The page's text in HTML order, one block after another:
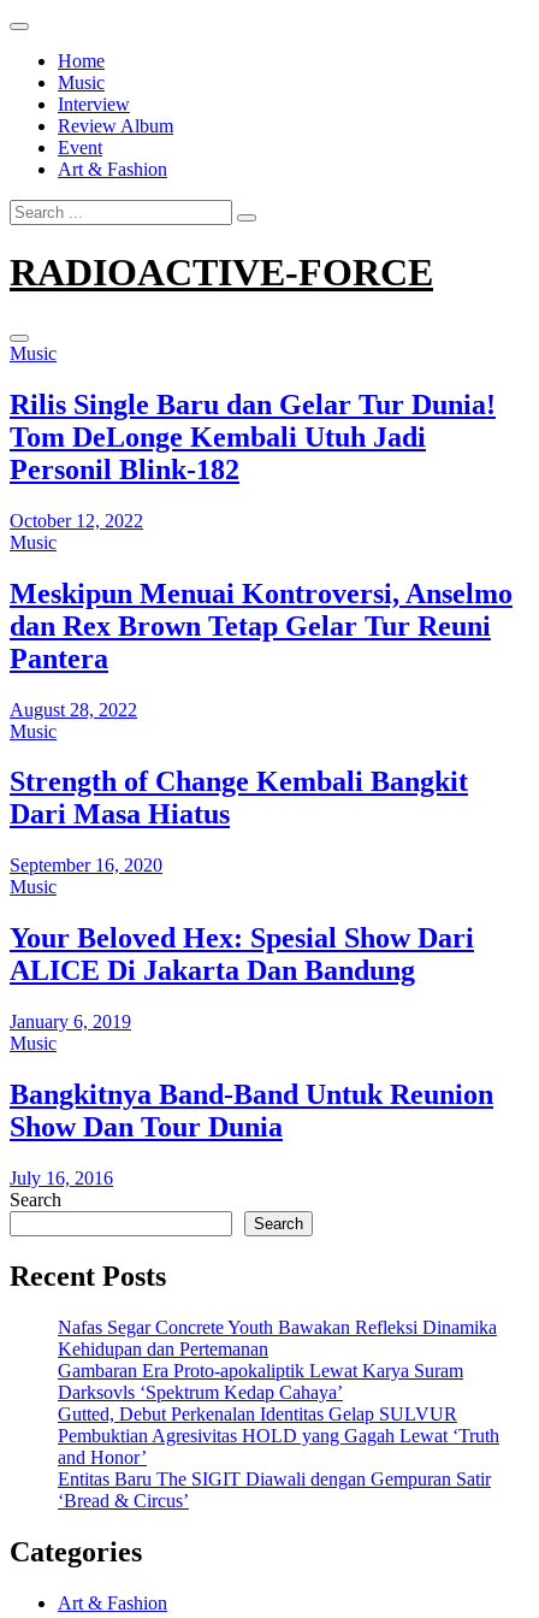
Skip
contentHome
Music
Interview
Review Album
Event
Art & Fashion
Search
for:
RADIOACTIVE-FORCE
Music
Rilis Single Baru dan Gelar Tur Dunia!
Tom DeLonge Kembali Utuh Jadi
Personil Blink-182
October 12, 2022
Music
Meskipun Menuai Kontroversi, Anselmo
dan Rex Brown Tetap Gelar Tur Reuni
Pantera
August 28, 2022
Music
Strength of Change Kembali Bangkit
Dari Masa Hiatus
September 16, 2020
Music
Your Beloved Hex: Spesial Show Dari
ALICE Di Jakarta Dan Bandung
January 6, 2019
Music
Bangkitnya Band-Band Untuk Reunion
Show Dan Tour Dunia
July 16, 2016
Search
Search
Recent Posts
Nafas Segar Concrete Youth Bawakan Refleksi Dinamika
Kehidupan dan Pertemanan
Gambaran Era Proto-apokaliptik Lewat Karya Suram
Darksovls ‘Spektrum Kedap Cahaya’
Gutted, Debut Perkenalan Identitas Gelap SULVUR
Pembuktian Agresivitas HOLD yang Gagah Lewat ‘Truth
and Honor’
Entitas Baru The SIGIT Diawali dengan Gempuran Satir
‘Bread & Circus’
Categories
Art & Fashion